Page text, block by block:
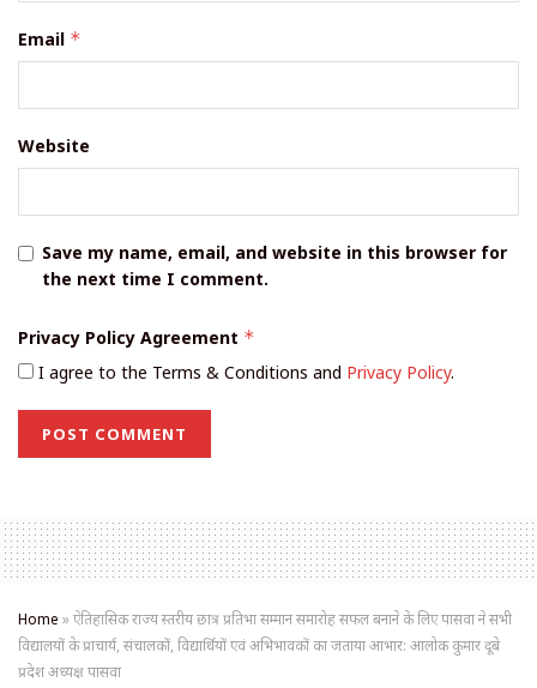
Email *
Website
Save my name, email, and website in this browser for
the next time I comment.
Privacy Policy Agreement *
I agree to the Terms & Conditions and Privacy Policy.
Home »ऐतिहासिक राज्य स्तरीय छात्र प्रतिभा सम्मान समारोह सफल बनाने के लिए पासवा ने सभी
विद्यालयों के प्राचार्य, संचालकों, विद्यार्थियों एवं अभिभावकों का जताया आभार: आलोक कुमार दूबे
प्रदेश अध्यक्ष पासवा